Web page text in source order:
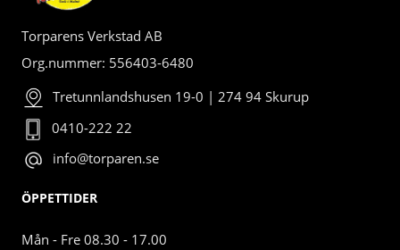
Torparens Verkstad AB
Org.nummer: 556403-6480
Tretunnlandshusen 19-0 | 274 94 Skurup
0410-222 22
info@torparen.se
ÖPPETTIDER
Mån - Fre 08.30 - 17.00